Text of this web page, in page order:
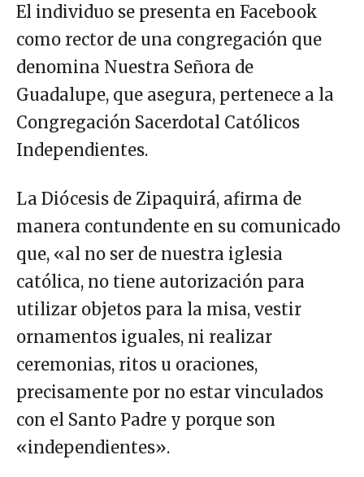
El individuo se presenta en Facebook
como rector de una congregación que
denomina Nuestra Señora de
Guadalupe, que asegura, pertenece a la
Congregación Sacerdotal Católicos
Independientes.
La Diócesis de Zipaquirá, afirma de
manera contundente en su comunicado
que, «al no ser de nuestra iglesia
católica, no tiene autorización para
utilizar objetos para la misa, vestir
ornamentos iguales, ni realizar
ceremonias, ritos u oraciones,
precisamente por no estar vinculados
con el Santo Padre y porque son
«independientes».